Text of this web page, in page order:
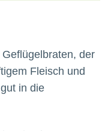
der
Fleisch und
in die